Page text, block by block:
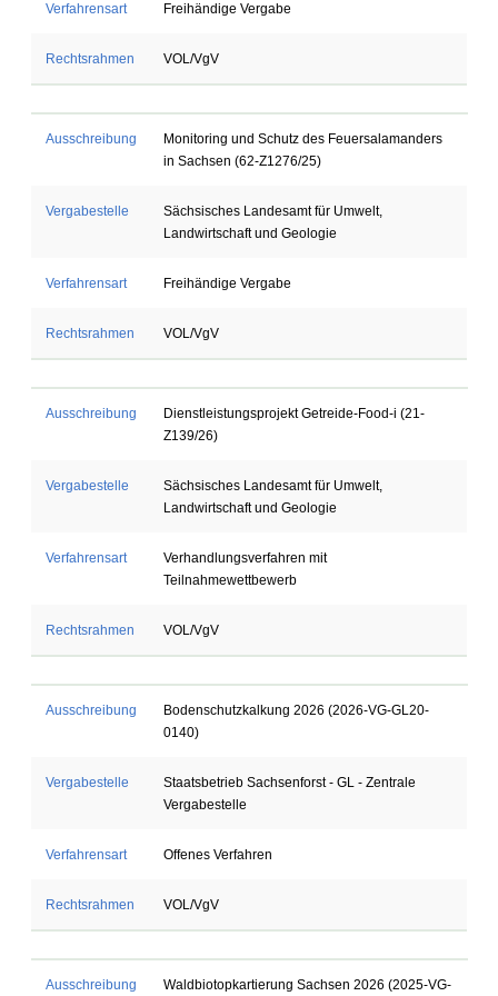
Verfahrensart Freihändige Vergabe
Rechtsrahmen VOL/VgV
Ausschreibung
Monitoring und Schutz des Feuersalamanders
in Sachsen (62-Z1276/25)
Vergabestelle
Sächsisches Landesamt für Umwelt,
Landwirtschaft und Geologie
Verfahrensart Freihändige Vergabe
Rechtsrahmen VOL/VgV
Ausschreibung
Dienstleistungsprojekt Getreide-Food-i (21-
Z139/26)
Vergabestelle
Sächsisches Landesamt für Umwelt,
Landwirtschaft und Geologie
Verfahrensart
Verhandlungsverfahren mit
Teilnahmewettbewerb
Rechtsrahmen VOL/VgV
Ausschreibung
Bodenschutzkalkung 2026 (2026-VG-GL20-
0140)
Vergabestelle
Staatsbetrieb Sachsenforst - GL - Zentrale
Vergabestelle
Verfahrensart Offenes Verfahren
Rechtsrahmen VOL/VgV
Ausschreibung
Waldbiotopkartierung Sachsen 2026 (2025-VG-